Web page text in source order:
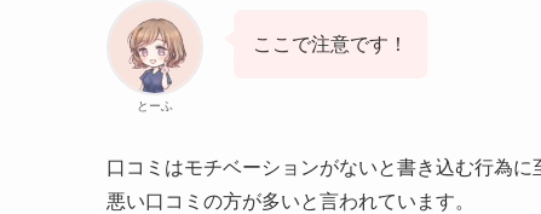
とーふ
ここで注意です！
口コミはモチベーションがないと書き込む行為
悪い口コミの方が多いと言われています。